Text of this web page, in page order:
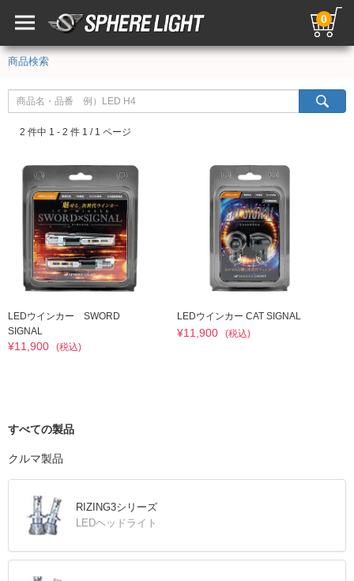
0
商品検索
2 件中 1 - 2 件 1 / 1 ページ
LEDウインカー SWORD
SIGNAL
¥11,900 (税込)
LEDウインカー CAT SIGNAL
¥11,900 (税込)
すべての製品
クルマ製品
RIZING3シリーズ
LEDヘッドライト